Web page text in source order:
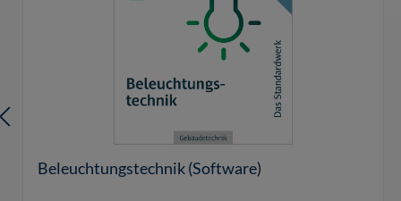
Beleuchtungstechnik (Software)